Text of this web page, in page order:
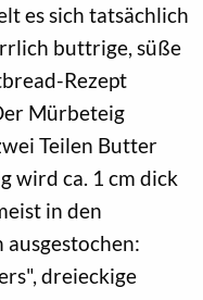
es sich tatsächlich
buttrige, süße
Rezept
Mürbeteig
Teilen Butter
wird ca. 1 cm dick
in den
dreieckige